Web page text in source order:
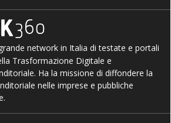
network in Italia di testate e portali
Trasformazione Digitale e
Ha la missione di diffondere la
nelle imprese e pubbliche